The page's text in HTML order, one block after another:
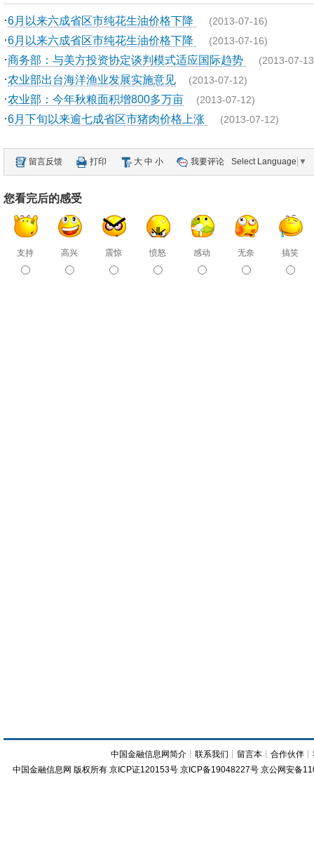
·6月以来六成省区市纯花生油价格下降 (2013-07-16)
·6月以来六成省区市纯花生油价格下降 (2013-07-16)
·商务部：与美方投资协定谈判模式适应国际趋势 (2013-07-
·农业部出台海洋渔业发展实施意见 (2013-07-12)
·农业部：今年秋粮面积增800多万亩 (2013-07-12)
·6月下旬以来逾七成省区市猪肉价格上涨 (2013-07-12)
留言反馈 打印 大 中 小 我要评论 Select Language ▼
您看完后的感受
支持 高兴 震惊 愤怒 感动 无奈 搞笑
中国金融信息网简介 ┊联系我们 ┊ 留言本 ┊合作伙伴 ┊
中国金融信息网 版权所有 京ICP证120153号 京ICP备19048227号 京公网安备